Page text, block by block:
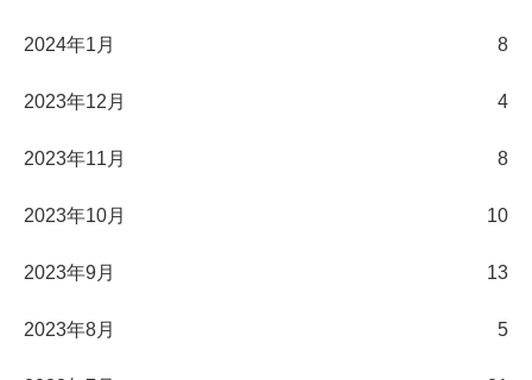
2024年1月 8
2023年12月 4
2023年11月 8
2023年10月 10
2023年9月 13
2023年8月 5